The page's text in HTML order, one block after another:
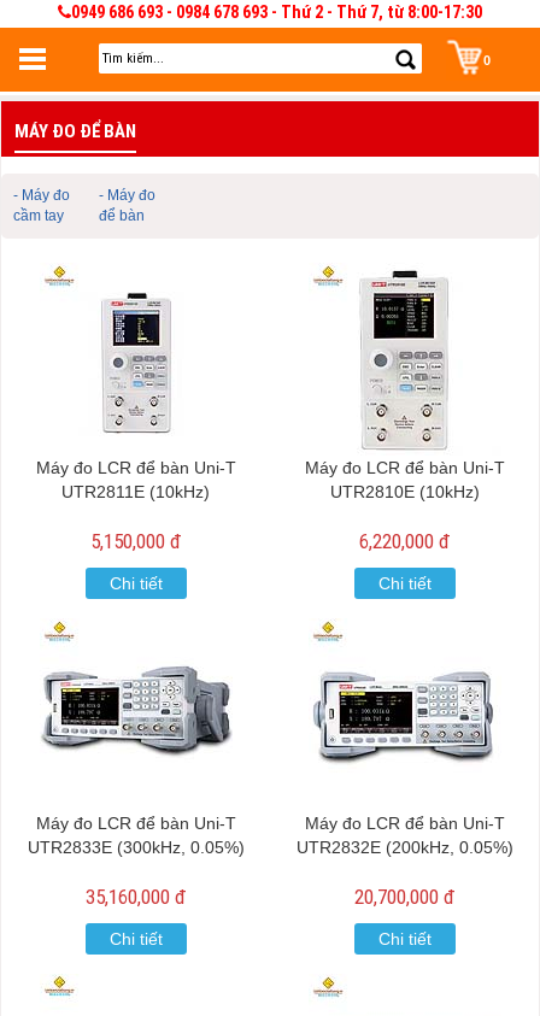
0949 686 693 - 0984 678 693 - Thứ 2 - Thứ 7, từ 8:00-17:30
0
Đăng nhập
Đăng nhập để lưu giỏ hàng 30 ngày. Có thể sửa và quản lý giỏ hàng và đơn
hàng
MÁY ĐO ĐỂ BÀN
- Máy đo
cầm tay
- Máy đo
để bàn
Máy đo LCR để bàn Uni-T
UTR2811E (10kHz)
5,150,000 đ
Chi tiết
Máy đo LCR để bàn Uni-T
UTR2810E (10kHz)
6,220,000 đ
Chi tiết
Máy đo LCR để bàn Uni-T
UTR2833E (300kHz, 0.05%)
35,160,000 đ
Chi tiết
Máy đo LCR để bàn Uni-T
UTR2832E (200kHz, 0.05%)
20,700,000 đ
Chi tiết